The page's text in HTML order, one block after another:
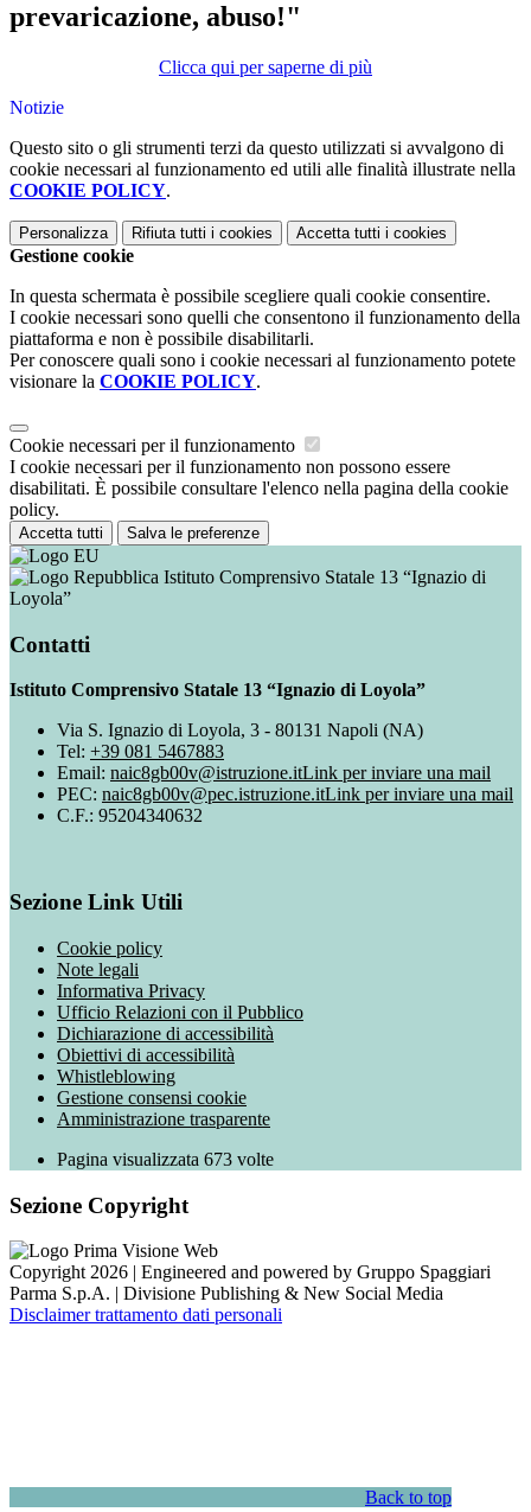
prevaricazione, abuso!"
Clicca qui per saperne di più
Notizie
Questo sito o gli strumenti terzi da questo utilizzati si avvalgono di
cookie necessari al funzionamento ed utili alle finalità illustrate nella
COOKIE POLICY.
Personalizza Rifiuta tutti i cookies Accetta tutti i cookies
Gestione cookie
In questa schermata è possibile scegliere quali cookie consentire.
I cookie necessari sono quelli che consentono il funzionamento della
piattaforma e non è possibile disabilitarli.
Per conoscere quali sono i cookie necessari al funzionamento potete
visionare la COOKIE POLICY.
Cookie necessari per il funzionamento
I cookie necessari per il funzionamento non possono essere
disabilitati. È possibile consultare l'elenco nella pagina della cookie
policy.
Accetta tutti Salva le preferenze
Istituto Comprensivo Statale 13 “Ignazio di
Loyola”
Contatti
Istituto Comprensivo Statale 13 “Ignazio di Loyola”
Via S. Ignazio di Loyola, 3 - 80131 Napoli (NA)
Tel: +39 081 5467883
Email: naic8gb00v@istruzione.itLink per inviare una mail
PEC: naic8gb00v@pec.istruzione.itLink per inviare una mail
C.F.: 95204340632
Sezione Link Utili
Cookie policy
Note legali
Informativa Privacy
Ufficio Relazioni con il Pubblico
Dichiarazione di accessibilità
Obiettivi di accessibilità
Whistleblowing
Gestione consensi cookie
Amministrazione trasparente
Pagina visualizzata 673 volte
Sezione Copyright
Copyright 2026 | Engineered and powered by Gruppo Spaggiari
Parma S.p.A. | Divisione Publishing & New Social Media
Disclaimer trattamento dati personali
Back to top